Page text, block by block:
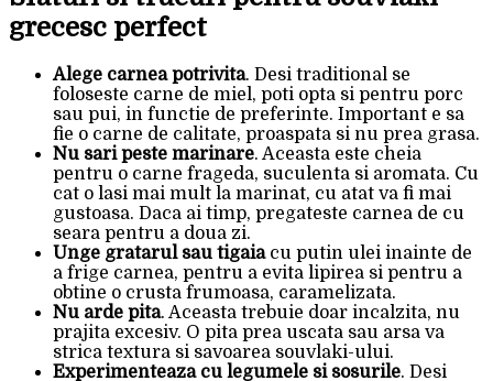
grecesc perfect
Alege carnea potrivita. Desi traditional se
foloseste carne de miel, poti opta si pentru porc
sau pui, in functie de preferinte. Important e sa
fie o carne de calitate, proaspata si nu prea grasa.
Nu sari peste marinare. Aceasta este cheia
pentru o carne frageda, suculenta si aromata. Cu
cat o lasi mai mult la marinat, cu atat va fi mai
gustoasa. Daca ai timp, pregateste carnea de cu
seara pentru a doua zi.
Unge gratarul sau tigaiacu putin ulei inainte de
a frige carnea, pentru a evita lipirea si pentru a
obtine o crusta frumoasa, caramelizata.
Nu arde pita. Aceasta trebuie doar incalzita, nu
prajita excesiv. O pita prea uscata sau arsa va
strica textura si savoarea souvlaki-ului.
Experimenteaza cu legumele si sosurile. Desi